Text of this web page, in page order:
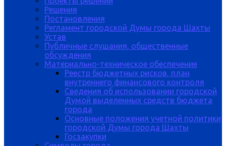
Решения
Постановления
Регламент городской Думы города Шахты
Устав
Публичные слушания, общественные
обсуждения
Материально-техническое обеспечение
Реестр бюджетных рисков, план
внутреннего финансового контроля
Сведения об использовании городской
Думой выделенных средств бюджета
города
Основные положения учетной политики
городской Думы города Шахты
Госзакупки